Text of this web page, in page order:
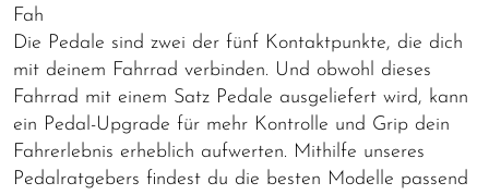
Fah
Die Pedale sind zwei der fünf Kontaktpunkte, die dich
mit deinem Fahrrad verbinden. Und obwohl dieses
Fahrrad mit einem Satz Pedale ausgeliefert wird, kann
ein Pedal-Upgrade für mehr Kontrolle und Grip dein
Fahrerlebnis erheblich aufwerten. Mithilfe unseres
Pedalratgebers findest du die besten Modelle passend